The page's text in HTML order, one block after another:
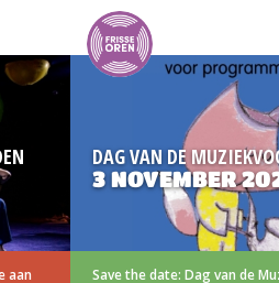
aan
DAG VAN DE
3 NOVEMBER
Save the date: Dag van de